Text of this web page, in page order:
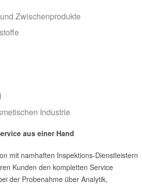
Zwischenprodukte
Industrie
aus einer Hand
mit namhaften Inspektions-Dienstleistern
Kunden den kompletten Service
der Probenahme über Analytik,